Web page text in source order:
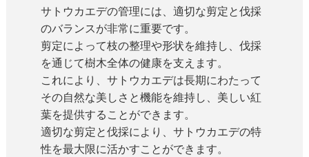
サトウカエデの管理には、適切な剪定と伐採
のバランスが非常に重要です。
剪定によって枝の整理や形状を維持し、伐採
を通じて樹木全体の健康を支えます。
これにより、サトウカエデは長期にわたって
その自然な美しさと機能を維持し、美しい紅
葉を提供することができます。
適切な剪定と伐採により、サトウカエデの特
性を最大限に活かすことができます。